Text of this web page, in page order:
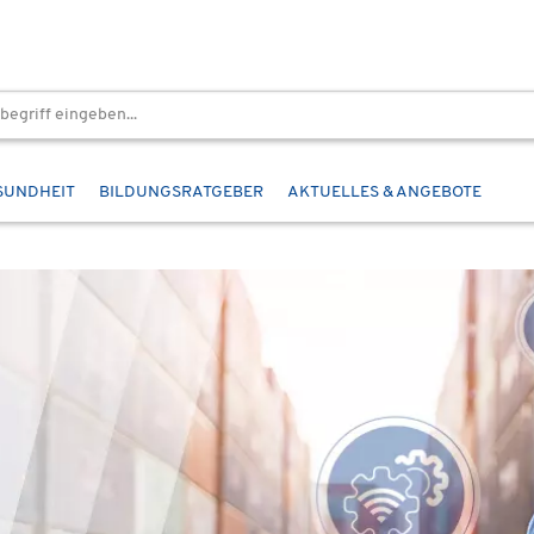
BILDUNGSRATGEBER AKTUELLES & ANGEBOTE